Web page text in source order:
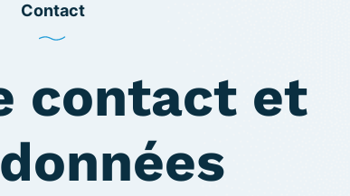
Contact
contact et